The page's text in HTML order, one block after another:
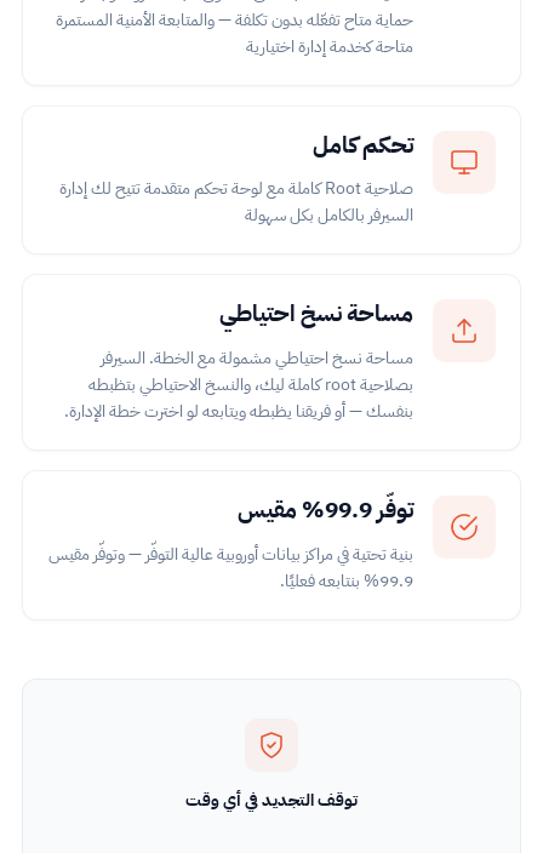
حماية متاح تفعّله بدون تكلفة — والمتابعة الأمنية المستمرة
متاحة كخدمة إدارة اختيارية
تحكم كامل
صلاحية Root كاملة مع لوحة تحكم متقدمة تتيح لك إدارة
السيرفر بالكامل بكل سهولة
مساحة نسخ احتياطي
مساحة نسخ احتياطي مشمولة مع الخطة. السيرفر
بصلاحية root كاملة ليك، والنسخ الاحتياطي بتظبطه
بنفسك — أو فريقنا يظبطه ويتابعه لو اخترت خطة الإدارة.
توفّر 99.9% مقيس
بنية تحتية في مراكز بيانات أوروبية عالية التوفّر — وتوفّر مقيس
99.9% بنتابعه فعليًا.
توقف التجديد في أي وقت